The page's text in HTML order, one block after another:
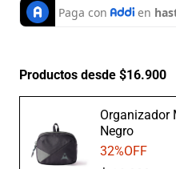
Productos desde $16.900
Organizador
Negro
32%OFF